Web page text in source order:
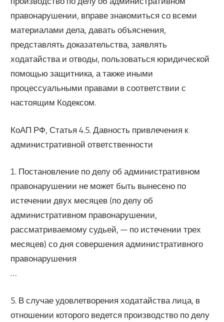
правонарушении, вправе знакомиться со всеми
материалами дела, давать объяснения,
представлять доказательства, заявлять
ходатайства и отводы, пользоваться юридической
помощью защитника, а также иными
процессуальными правами в соответствии с
настоящим Кодексом.
КоАП РФ, Статья 4.5. Давность привлечения к
административной ответственности
1. Постановление по делу об административном
правонарушении не может быть вынесено по
истечении двух месяцев (по делу об
административном правонарушении,
рассматриваемому судьей, — по истечении трех
месяцев) со дня совершения административного
правонарушения
…
5. В случае удовлетворения ходатайства лица, в
отношении которого ведется производство по делу